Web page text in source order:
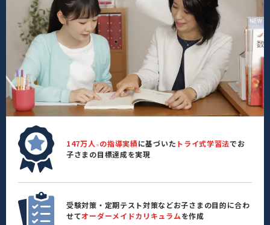
147万人 ※ の指導実績に基づいた トライ式学習法でお
子さまの目標達成を実現
受験対策・定期テスト対策などお子さまの目的に合わ
せてオーダーメイドカリキュラムを作成